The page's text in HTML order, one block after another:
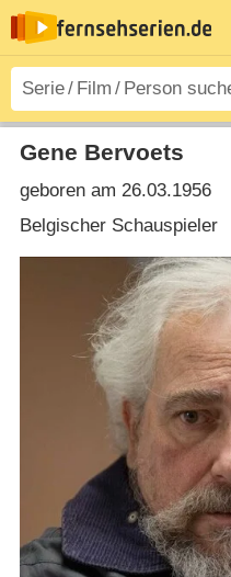
Gene Bervoets
geboren am 26.03.1956
Belgischer Schauspieler